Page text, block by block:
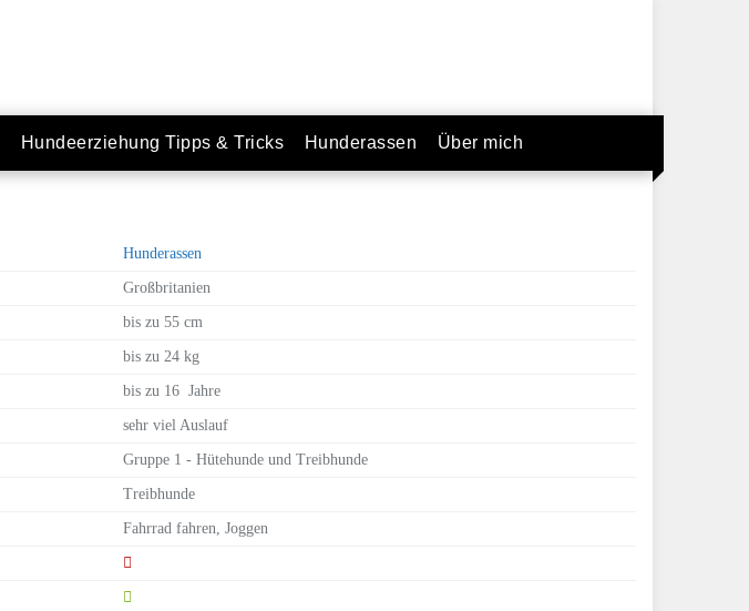
Hundeerziehung Tipps & Tricks Hunderassen Über mich
Hunderassen
Großbritanien
bis zu 55 cm
bis zu 24 kg
bis zu 16 Jahre
sehr viel Auslauf
Gruppe 1 - Hütehunde und Treibhunde
Treibhunde
Fahrrad fahren, Joggen